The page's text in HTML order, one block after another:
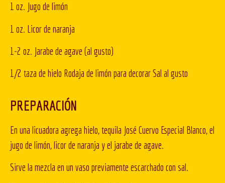
1 oz. Jugo de limón
1 oz. Licor de naranja
1-2 oz. Jarabe de agave (al gusto)
1/2 taza de hielo Rodaja de limón para decorar Sal al gusto
PREPARACIÓN
En una licuadora agrega hielo, tequila José Cuervo Especial Blanco, el
jugo de limón, licor de naranja y el jarabe de agave.
Sirve la mezcla en un vaso previamente escarchado con sal.